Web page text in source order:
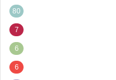
80
7
6
6